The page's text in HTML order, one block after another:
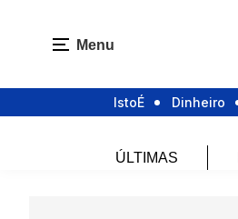
Menu
IstoÉ Dinheiro
ÚLTIMAS